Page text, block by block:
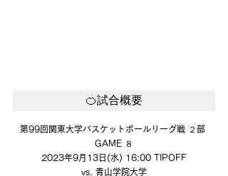
🍊試合概要
第99回関東大学バスケットボールリーグ戦 ２部
GAME ８
2023年9月13日(水) 16:00 TIPOFF
vs. 青山学院大学